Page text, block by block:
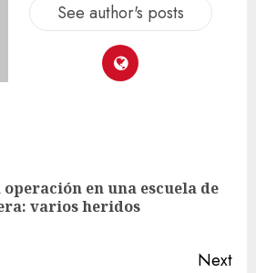
See author's posts
operación en una escuela de
varios heridos
Next